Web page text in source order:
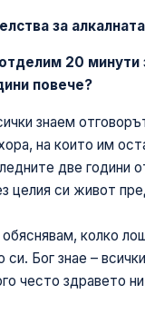
за
20 минути
повече?
знаем
на които им
две години
целия си живот
колко
Бог знае –
често здравето